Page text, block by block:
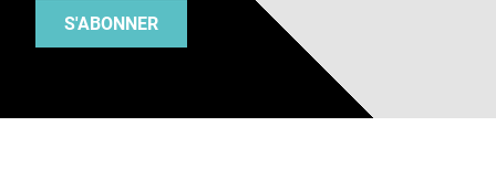
S'ABONNER